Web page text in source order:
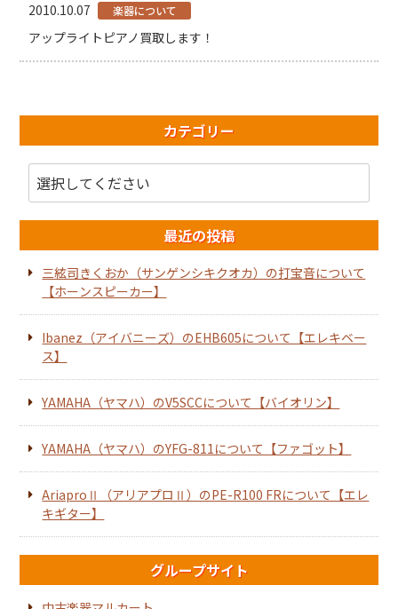
2010.10.07 楽器について
アップライトピアノ買取します！
カテゴリー
最近の投稿
三絃司きくおか（サンゲンシキクオカ）の打宝音について
【ホーンスピーカー】
Ibanez（アイバニーズ）のEHB605について【エレキベー
ス】
YAMAHA（ヤマハ）のV5SCCについて【バイオリン】
YAMAHA（ヤマハ）のYFG-811について【ファゴット】
AriaproⅡ（アリアプロⅡ）のPE-R100 FRについて【エレ
キギター】
グループサイト